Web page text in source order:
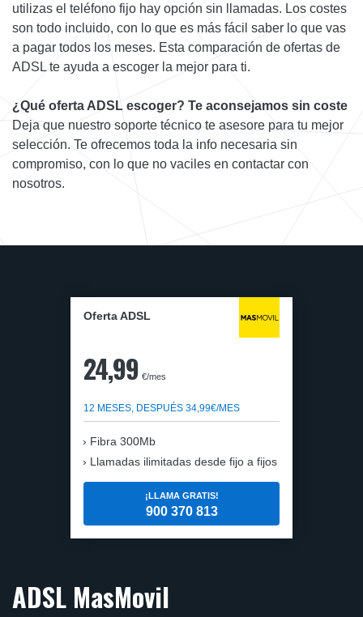
utilizas el teléfono fijo hay opción sin llamadas. Los costes
son todo incluido, con lo que es más fácil saber lo que vas
a pagar todos los meses. Esta comparación de ofertas de
ADSL te ayuda a escoger la mejor para ti.
¿Qué oferta ADSL escoger? Te aconsejamos sin coste
Deja que nuestro soporte técnico te asesore para tu mejor
selección. Te ofrecemos toda la info necesaria sin
compromiso, con lo que no vaciles en contactar con
nosotros.
Oferta ADSL
24,99 €/mes
12 MESES, DESPUÉS 34,99€/MES
Fibra 300Mb
Llamadas ilimitadas desde fijo a fijos
¡LLAMA GRATIS!
900 370 813
ADSL MasMovil